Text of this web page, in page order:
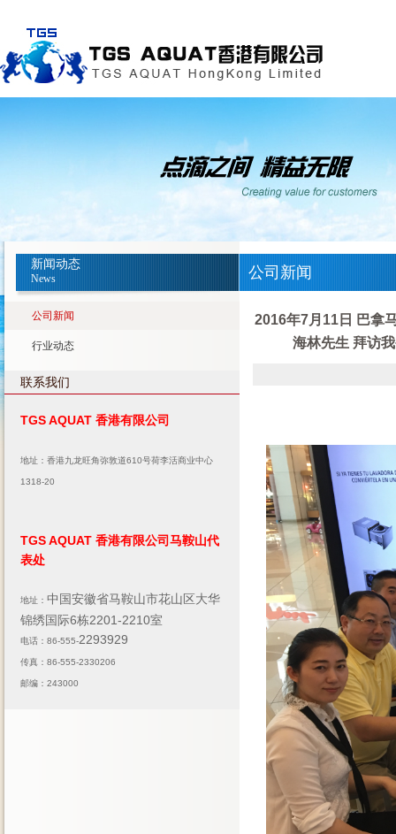
新闻动态
News
公司新闻
行业动态
联系我们
TGS AQUAT 香港有限公司
地址：香港九龙旺角弥敦道610号荷李活商业中心
1318-20
TGS AQUAT 香港有限公司马鞍山代
表处
地址： 中国安徽省马鞍山市花山区大华
锦绣国际6栋2201-2210室
电话：86-555-2293929
传真：86-555-2330206
邮编：243000
公司新闻
2016年7月11日 巴拿
海林先生 拜访